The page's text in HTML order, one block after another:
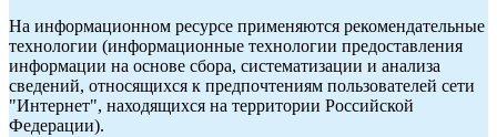
На информационном ресурсе применяются рекомендательные
технологии (информационные технологии предоставления
информации на основе сбора, систематизации и анализа
сведений, относящихся к предпочтениям пользователей сети
"Интернет", находящихся на территории Российской
Федерации).